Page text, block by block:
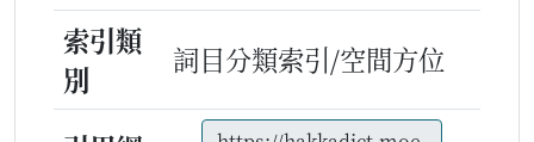
索引類
別
詞目分類索引/空間方位